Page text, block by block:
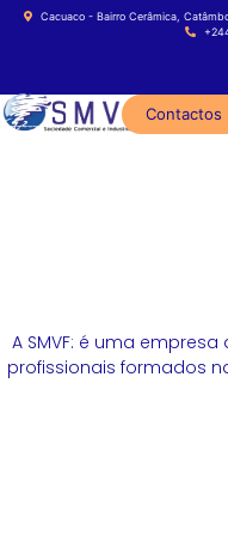
Cacuaco - Bairro Cerâmica,
Contactos
A SMVF: é uma
profissionais formados